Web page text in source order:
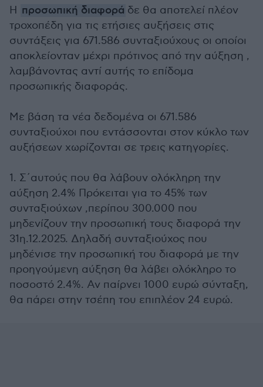
Η προσωπική διαφορά δε θα αποτελεί πλέον
τροχοπέδη για τις ετήσιες αυξήσεις στις
συντάξεις για 671.586 συνταξιούχους οι οποίοι
αποκλείονταν μέχρι πρότινος από την αύξηση ,
λαμβάνοντας αντί αυτής το επίδομα
προσωπικής διαφοράς.
Με βάση τα νέα δεδομένα οι 671.586
συνταξιούχοι που εντάσσονται στον κύκλο των
αυξήσεων χωρίζονται σε τρεις κατηγορίες.
1. Σ΄αυτούς που θα λάβουν ολόκληρη την
αύξηση 2.4% Πρόκειται για το 45% των
συνταξιούχων ,περίπου 300.000 που
μηδενίζουν την προσωπική τους διαφορά την
31η.12.2025. Δηλαδή συνταξιούχος που
μηδένισε την προσωπική του διαφορά με την
προηγούμενη αύξηση θα λάβει ολόκληρο το
ποσοστό 2.4%. Αν παίρνει 1000 ευρώ σύνταξη,
θα πάρει στην τσέπη του επιπλέον 24 ευρώ.